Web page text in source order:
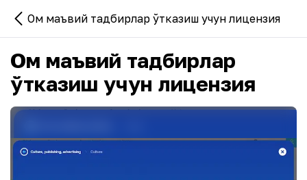
Ом маъвий тадбирлар ўтказиш учун лицензия
Ом маъвий тадбирлар
ўтказиш учун лицензия